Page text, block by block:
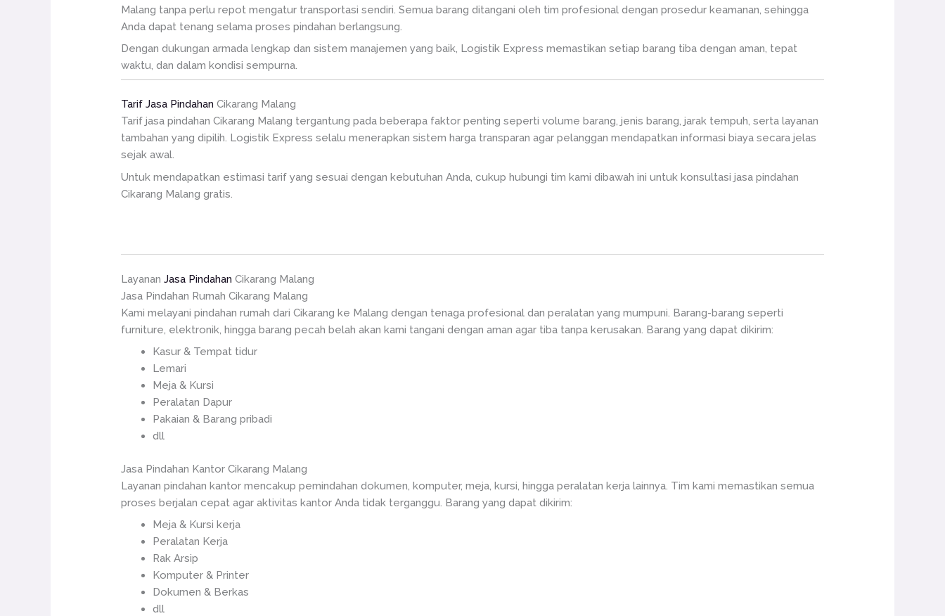
Malang tanpa perlu repot mengatur transportasi sendiri. Semua barang ditangani oleh tim profesional dengan prosedur keamanan, sehingga
Anda dapat tenang selama proses pindahan berlangsung.
Dengan dukungan armada lengkap dan sistem manajemen yang baik, Logistik Express memastikan setiap barang tiba dengan aman, tepat
waktu, dan dalam kondisi sempurna.
Tarif Jasa Pindahan Cikarang Malang
Tarif jasa pindahan Cikarang Malang tergantung pada beberapa faktor penting seperti volume barang, jenis barang, jarak tempuh, serta layanan
tambahan yang dipilih. Logistik Express selalu menerapkan sistem harga transparan agar pelanggan mendapatkan informasi biaya secara jelas
sejak awal.
Untuk mendapatkan estimasi tarif yang sesuai dengan kebutuhan Anda, cukup hubungi tim kami dibawah ini untuk konsultasi jasa pindahan
Cikarang Malang gratis.
LayananJasa Pindahan Cikarang Malang
Jasa Pindahan Rumah Cikarang Malang
Kami melayani pindahan rumah dari Cikarang ke Malang dengan tenaga profesional dan peralatan yang mumpuni. Barang-barang seperti
furniture, elektronik, hingga barang pecah belah akan kami tangani dengan aman agar tiba tanpa kerusakan. Barang yang dapat dikirim:
Kasur & Tempat tidur
Lemari
Meja & Kursi
Peralatan Dapur
Pakaian & Barang pribadi
dll
Jasa Pindahan Kantor Cikarang Malang
Layanan pindahan kantor mencakup pemindahan dokumen, komputer, meja, kursi, hingga peralatan kerja lainnya. Tim kami memastikan semua
proses berjalan cepat agar aktivitas kantor Anda tidak terganggu. Barang yang dapat dikirim:
Meja & Kursi kerja
Peralatan Kerja
Rak Arsip
Komputer & Printer
Dokumen & Berkas
dll